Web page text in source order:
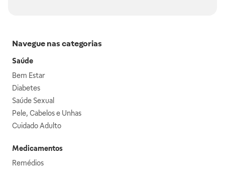
Navegue nas categorias
Saúde
Bem Estar
Diabetes
Saúde Sexual
Pele, Cabelos e Unhas
Cuidado Adulto
Medicamentos
Remédios